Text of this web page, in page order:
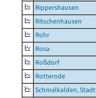
Rippershausen
Ritschenhausen
Rohr
Rosa
Roßdorf
Rotterode
Schmalkalden, Stadt